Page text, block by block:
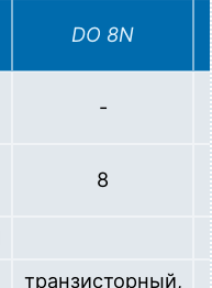
DO 8N
-
8
транзисторный,